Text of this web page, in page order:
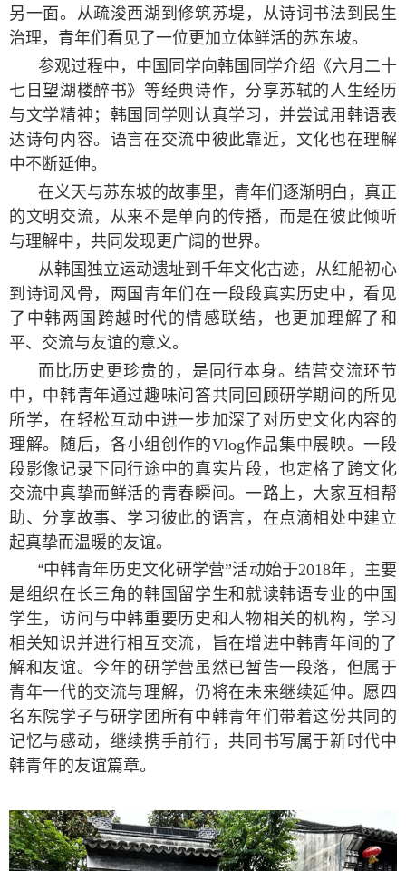
另一面。从疏浚西湖到修筑苏堤，从诗词书法到民生
治理，青年们看见了一位更加立体鲜活的苏东坡。
参观过程中，中国同学向韩国同学介绍《六月二十
七日望湖楼醉书》等经典诗作，分享苏轼的人生经历
与文学精神；韩国同学则认真学习，并尝试用韩语表
达诗句内容。语言在交流中彼此靠近，文化也在理解
中不断延伸。
在义天与苏东坡的故事里，青年们逐渐明白，真正
的文明交流，从来不是单向的传播，而是在彼此倾听
与理解中，共同发现更广阔的世界。
从韩国独立运动遗址到千年文化古迹，从红船初心
到诗词风骨，两国青年们在一段段真实历史中，看见
了中韩两国跨越时代的情感联结，也更加理解了和
平、交流与友谊的意义。
而比历史更珍贵的，是同行本身。结营交流环节
中，中韩青年通过趣味问答共同回顾研学期间的所见
所学，在轻松互动中进一步加深了对历史文化内容的
理解。随后，各小组创作的Vlog作品集中展映。一段
段影像记录下同行途中的真实片段，也定格了跨文化
交流中真挚而鲜活的青春瞬间。一路上，大家互相帮
助、分享故事、学习彼此的语言，在点滴相处中建立
起真挚而温暖的友谊。
“中韩青年历史文化研学营”活动始于2018年，主要
是组织在长三角的韩国留学生和就读韩语专业的中国
学生，访问与中韩重要历史和人物相关的机构，学习
相关知识并进行相互交流，旨在增进中韩青年间的了
解和友谊。今年的研学营虽然已暂告一段落，但属于
青年一代的交流与理解，仍将在未来继续延伸。愿四
名东院学子与研学团所有中韩青年们带着这份共同的
记忆与感动，继续携手前行，共同书写属于新时代中
韩青年的友谊篇章。